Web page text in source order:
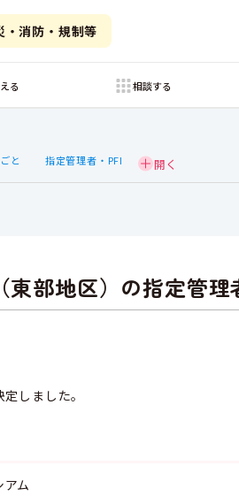
・消防・規制等
る 相談する
と 指定管理者・PFI
部地区）の指定管理
しました。
ム